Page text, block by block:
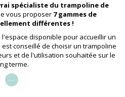
spécialiste du trampoline de
vous proposer 7 gammes de
différentes !
disponible pour accueillir un
conseillé de choisir un trampoline
et de l'utilisation souhaitée sur le
terme.
...